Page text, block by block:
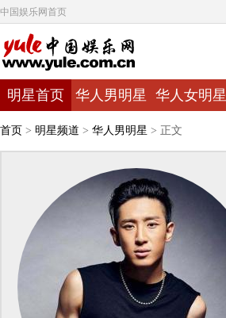
中国娱乐网首页
明星首页 华人男明星 华人女明星
首页 > 明星频道 > 华人男明星 > 正文